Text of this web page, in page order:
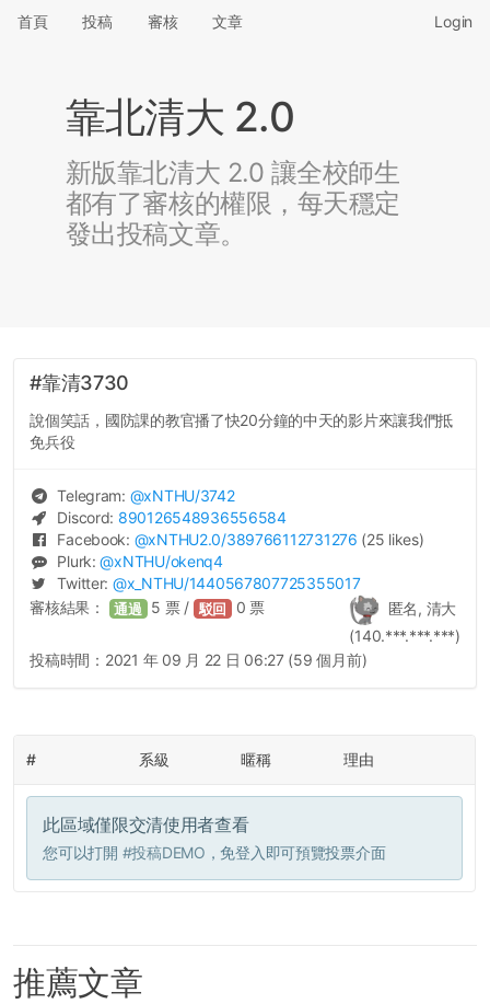
首頁 投稿 審核 文章 Login
靠北清大 2.0
新版靠北清大 2.0 讓全校師生
都有了審核的權限，每天穩定
發出投稿文章。
#靠清3730
說個笑話，國防課的教官播了快20分鐘的中天的影片來讓我們抵
免兵役
Telegram: @xNTHU/3742
Discord: 890126548936556584
Facebook: @xNTHU2.0/389766112731276 (25 likes)
Plurk:@xNTHU/okenq4
Twitter: @x_NTHU/1440567807725355017
匿名, 清大
(140.***.***.***)
審核結果： 通過 5 票 / 駁回 0 票
投稿時間： 2021 年 09 月 22 日 06:27 (59 個月前)
# 系級 暱稱 理由
此區域僅限交清使用者查看
您可以打開 #投稿DEMO ，免登入即可預覽投票介面
推薦文章